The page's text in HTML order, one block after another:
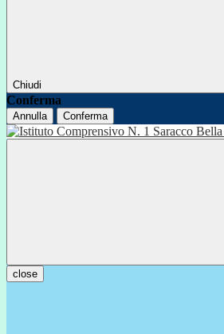
Chiudi
Conferma
Annulla Conferma
close